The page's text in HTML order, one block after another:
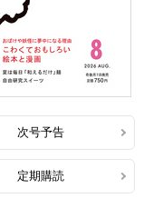
次号予告
定期購読